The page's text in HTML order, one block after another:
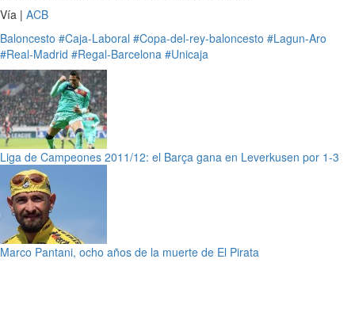
Vía | ACB
Baloncesto #Caja-Laboral #Copa-del-rey-baloncesto #Lagun-Aro
#Real-Madrid #Regal-Barcelona #Unicaja
Liga de Campeones 2011/12: el Barça gana en Leverkusen por 1-3
Marco Pantani, ocho años de la muerte de El Pirata